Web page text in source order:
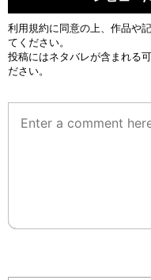
利用規約に同意の上、作品や
てください。
投稿にはネタバレが含まれる
ださい。